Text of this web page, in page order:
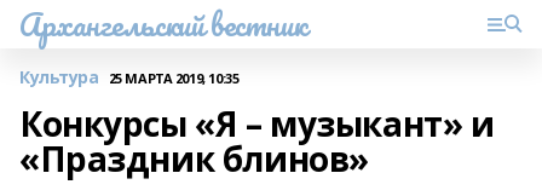
Архангельский вестник
Культура 25 МАРТА 2019, 10:35
Конкурсы «Я – музыкант» и
«Праздник блинов»